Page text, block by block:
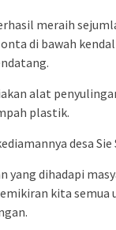
meraih
di bawah
alat
plastik.
desa Sie
yang dihadapi
kita semua